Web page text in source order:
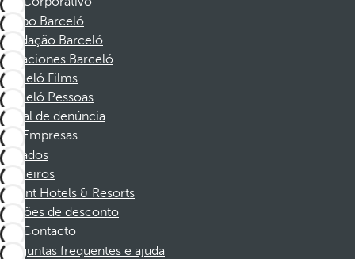
Grupo Barceló
Fundação Barceló
Vacaciones Barceló
Barceló Films
Barceló Pessoas
Canal de denúncia
Empresas
Afiliados
Parceiros
Dorint Hotels & Resorts
Cupões de desconto
Contacto
Perguntas frequentes e ajuda